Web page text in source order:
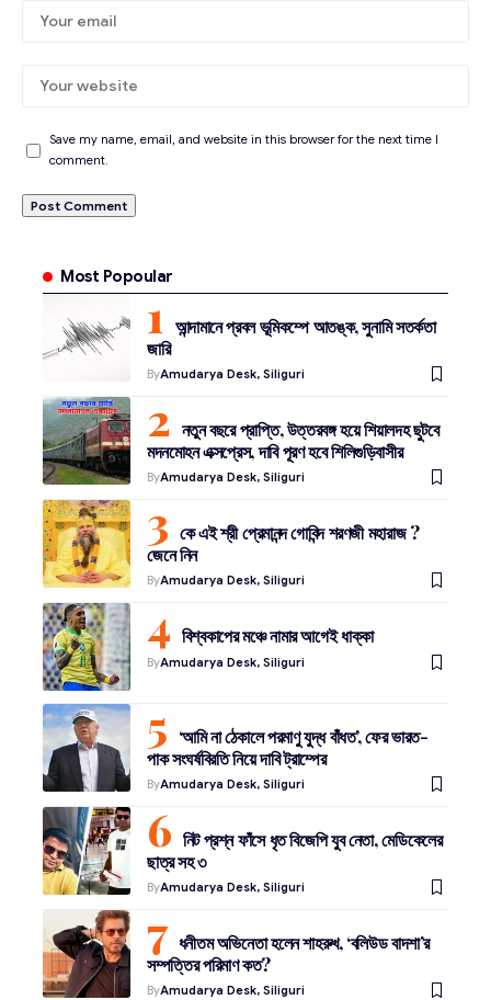
Save my name, email, and website in this browser for the next time I
comment.
Most Popoular
আন্দামানে প্রবল ভূমিকম্পে আতঙ্ক, সুনামি সতর্কতা
জারি
ByAmudarya Desk, Siliguri
নতুন বছরে প্রাপ্তি, উত্তরবঙ্গ হয়ে শিয়ালদহ ছুটবে
মদনমোহন এক্সপ্রেস, দাবি পূরণ হবে শিলিগুড়িবাসীর
ByAmudarya Desk, Siliguri
কে এই শ্রী প্রেমানন্দ গোবিন্দ শরণজী মহারাজ ?
জেনে নিন
ByAmudarya Desk, Siliguri
বিশ্বকাপের মঞ্চে নামার আগেই ধাক্কা
ByAmudarya Desk, Siliguri
‘আমি না ঠেকালে পরমাণু যুদ্ধ বাঁধত’, ফের ভারত-
পাক সংঘর্ষবিরতি নিয়ে দাবি ট্রাম্পের
ByAmudarya Desk, Siliguri
নিট প্রশ্ন ফাঁসে ধৃত বিজেপি যুব নেতা, মেডিকেলের
ছাত্র সহ ৩
ByAmudarya Desk, Siliguri
ধনীতম অভিনেতা হলেন শাহরুখ, ‘বলিউড বাদশা’র
সম্পত্তির পরিমাণ কত?
ByAmudarya Desk, Siliguri